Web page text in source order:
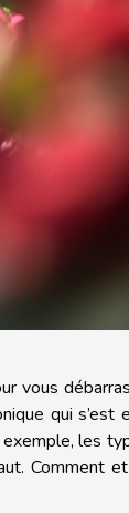
vous
qui s’est
les
Comment